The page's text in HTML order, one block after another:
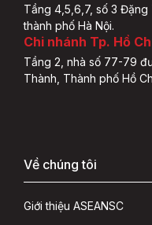
Tầng 4,5,6,7, số 3 Đặng
thành phố Hà Nội.
Chi nhánh Tp. Hồ
Tầng 2, nhà số 77-79
Thành, Thành phố Hồ
Về chúng tôi
Giới thiệu ASEANSC